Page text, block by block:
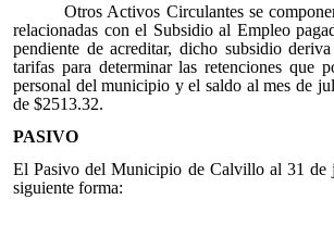
Otros Activos Circulantes se
relacionadas con el Subsidio al Empleo
pendiente de acreditar, dicho subsidio
tarifas para determinar las retenciones que
personal del municipio y el saldo al mes de
de $2513.32.
PASIVO
El Pasivo del Municipio de Calvillo al 31 de
siguiente forma: